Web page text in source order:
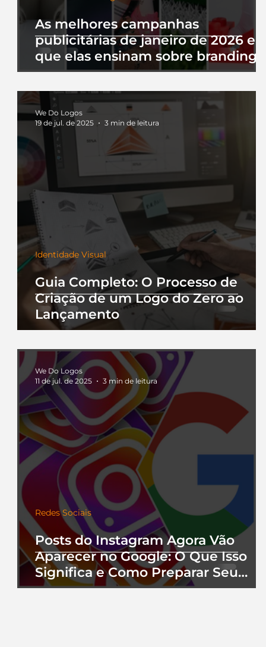
As melhores campanhas
publicitárias de janeiro de 2026 e
que elas ensinam sobre branding
Guia Completo: O Processo de
Criação de um Logo do Zero ao
Lançamento
Identidade Visual
We Do Logos
19 de jul. de 2025
3 min de leitura
Posts do Instagram Agora Vão
Aparecer no Google: O Que Isso
Significa e Como Preparar Seu
Perfil
Redes Sociais
We Do Logos
11 de jul. de 2025
3 min de leitura